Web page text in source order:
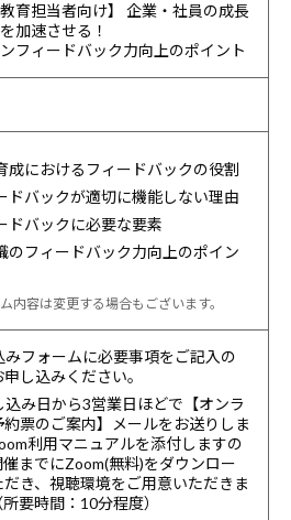
教育担当者向け】 企業・社員の成長
加速させる！
フィードバック力向上のポイント
成におけるフィードバックの役割
ドバックが適切に機能しない理由
ドバックに必要な要素
のフィードバック力向上のポイン
内容は変更する場合もございます。
みフォームに必要事項をご記入の
申し込みください。
込み日から3営業日ほどで【オンラ
約票のご案内】メールをお送りしま
利用マニュアルを添付しますの
催までにZoom(無料)をダウンロー
だき、視聴環境をご用意いただきま
要時間：10分程度）